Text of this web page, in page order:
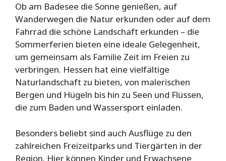
Ob am Badesee die Sonne genießen, auf
Wanderwegen die Natur erkunden oder auf dem
Fahrrad die schöne Landschaft erkunden – die
Sommerferien bieten eine ideale Gelegenheit,
um gemeinsam als Familie Zeit im Freien zu
verbringen. Hessen hat eine vielfältige
Naturlandschaft zu bieten, von malerischen
Bergen und Hügeln bis hin zu Seen und Flüssen,
die zum Baden und Wassersport einladen.
Besonders beliebt sind auch Ausflüge zu den
zahlreichen Freizeitparks und Tiergärten in der
Region. Hier können Kinder und Erwachsene